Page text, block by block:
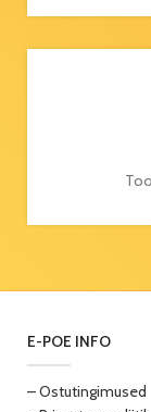
E-POE INFO
– Ostutingimused